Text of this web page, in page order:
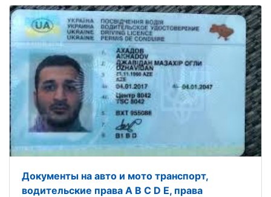
Документы на авто и мото транспорт,
водительские права A B C D E, права